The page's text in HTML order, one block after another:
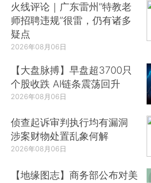
火线评论｜广东雷州“特教老
师招聘违规”很雷，仍有诸多
疑点
2026年08月06日
【大盘脉搏】早盘超3700只
个股收跌 AI链条震荡回升
2026年08月06日
侦查起诉审判执行均有漏洞
涉案财物处置乱象何解
2026年08月06日
【地缘图志】商务部公布对美